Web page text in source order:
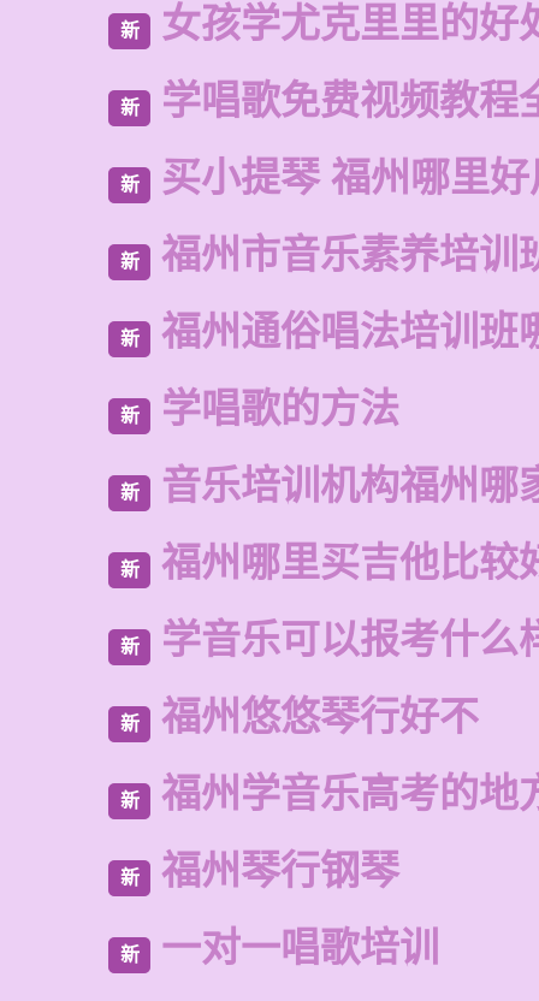
新 女孩学尤克里里的好
新 学唱歌免费视频教程
新 买小提琴 福州哪里好
新 福州市音乐素养培训
新 福州通俗唱法培训班
新 学唱歌的方法
新 音乐培训机构福州哪
新 福州哪里买吉他比较
新 学音乐可以报考什么
新 福州悠悠琴行好不
新 福州学音乐高考的地
新 福州琴行钢琴
新 一对一唱歌培训